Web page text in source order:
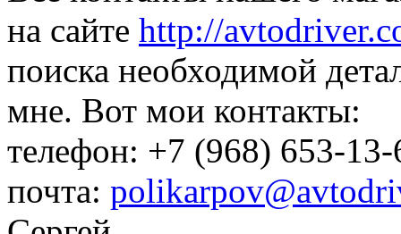
на сайте http://
поиска необходимой
мне. Вот мои контакты:
телефон: +7 (968) 653-
почта: